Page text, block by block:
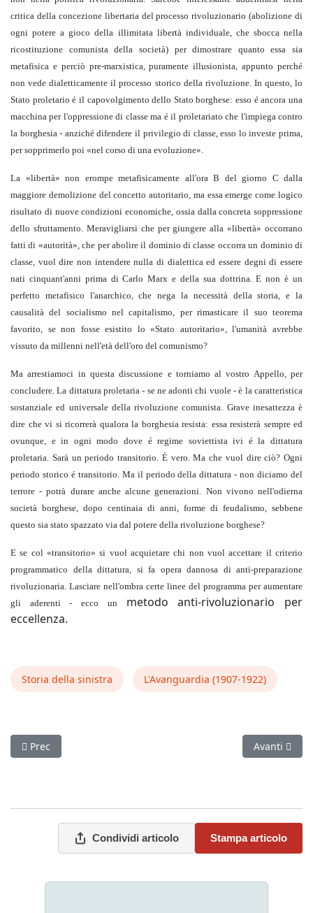
critica della concezione libertaria del processo rivoluzionario (abolizione di
ogni potere a gioco della illimitata libertà individuale, che sbocca nella
ricostituzione comunista della società) per dimostrare quanto essa sia
metafisica e perciò pre-marxistica, puramente illusionista, appunto perché
non vede dialetticamente il processo storico della rivoluzione. In questo, lo
Stato proletario é il capovolgimento dello Stato borghese: esso é ancora una
macchina per l'oppressione di classe ma é il proletariato che l'impiega contro
la borghesia - anziché difendere il privilegio di classe, esso lo investe prima,
per sopprimerlo poi «nel corso di una evoluzione».
La «libertà» non erompe metafisicamente all'ora B del giorno C dalla
maggiore demolizione del concetto autoritario, ma essa emerge come logico
risultato di nuove condizioni economiche, ossia dalla concreta soppressione
dello sfruttamento. Meravigliarsi che per giungere alla «libertà» occorrano
fatti di «autorità», che per abolire il dominio di classe occorra un dominio di
classe, vuol dire non intendere nulla di dialettica ed essere degni di essere
nati cinquant'anni prima di Carlo Marx e della sua dottrina. E non è un
perfetto metafisico l'anarchico, che nega la necessità della storia, e la
causalità del socialismo nel capitalismo, per rimasticare il suo teorema
favorito, se non fosse esistito lo «Stato autoritario», l'umanità avrebbe
vissuto da millenni nell'età dell'oro del comunismo?
Ma arrestiamoci in questa discussione e torniamo al vostro Appello, per
concludere. La dittatura proletaria - se ne adonti chi vuole - è la caratteristica
sostanziale ed universale della rivoluzione comunista. Grave inesattezza è
dire che vi si ricorrerà qualora la borghesia resista: essa resisterà sempre ed
ovunque, e in ogni modo dove é regime soviettista ivi é la dittatura
proletaria. Sarà un periodo transitorio. È vero. Ma che vuol dire ciò? Ogni
periodo storico é transitorio. Ma il periodo della dittatura - non diciamo del
terrore - potrà durare anche alcune generazioni. Non vivono nell'odierna
società borghese, dopo centinaia di anni, forme di feudalismo, sebbene
questo sia stato spazzato via dal potere della rivoluzione borghese?
E se col «transitorio» si vuol acquietare chi non vuol accettare il criterio
programmatico della dittatura, si fa opera dannosa di anti-preparazione
rivoluzionaria. Lasciare nell'ombra certe linee del programma per aumentare
gli aderenti - ecco un metodo anti-rivoluzionario per
eccellenza.
Storia della sinistra L'Avanguardia (1907-1922)
Articolo precedente: Per la concezione teorica del socialismo
Prec Articolo
Avanti
Condividi articolo Stampa articolo